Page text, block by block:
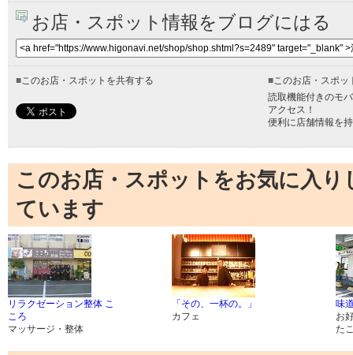
お店・スポット情報をブログにはる
■このお店・スポットを共有する ■このお店・スポッ
読取機能付きのモ
アクセス！
便利に店舗情報を
このお店・スポットをお気に入
ています
リラクゼーション整体 こ
ころ
マッサージ・整体
「その、一杯の。」
カフェ
味
お
た